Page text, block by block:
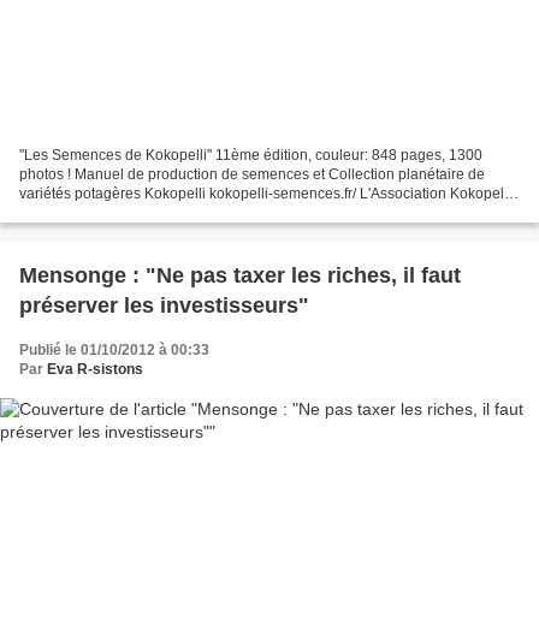
"Les Semences de Kokopelli" 11ème édition, couleur: 848 pages, 1300
photos ! Manuel de production de semences et Collection planétaire de
variétés potagères Kokopelli kokopelli-semences.fr/ L'Association Kokopelli
Mensonge : "Ne pas taxer les riches, il faut
préserver les investisseurs"
Publié le 01/10/2012 à 00:33
Par Eva R-sistons